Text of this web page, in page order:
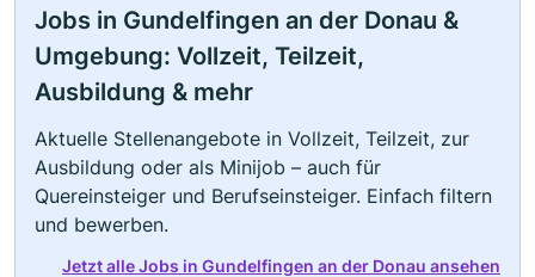
Jobs in Gundelfingen an der Donau &
Umgebung: Vollzeit, Teilzeit,
Ausbildung & mehr
Aktuelle Stellenangebote in Vollzeit, Teilzeit, zur
Ausbildung oder als Minijob – auch für
Quereinsteiger und Berufseinsteiger. Einfach filtern
und bewerben.
Jetzt alle Jobs in Gundelfingen an der Donau ansehen